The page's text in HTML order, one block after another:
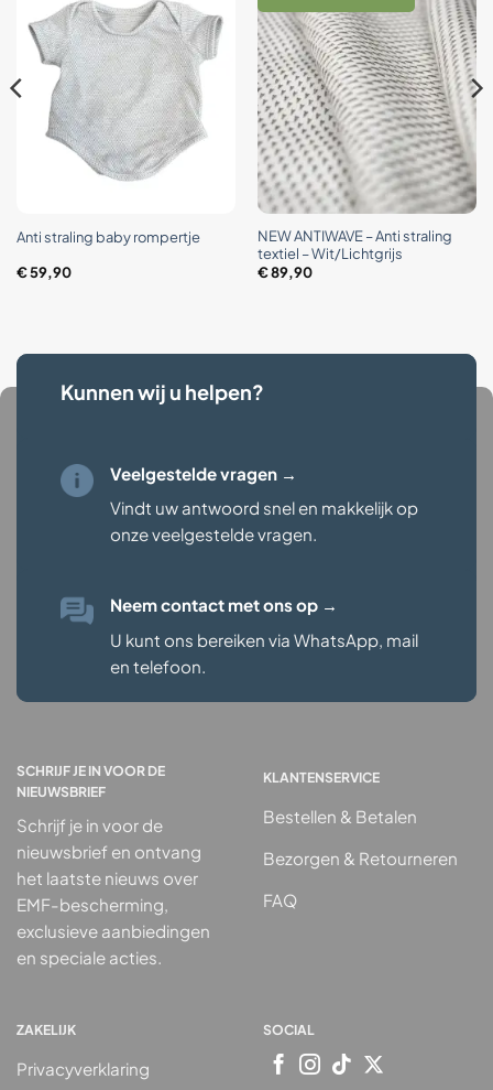
Anti straling baby rompertje
€59,90
NEW ANTIWAVE – Anti straling
textiel – Wit/Lichtgrijs
€89,90
Kunnen wij u helpen?
Veelgestelde vragen →
Vindt uw antwoord snel en makkelijk op
onze veelgestelde vragen.
Neem contact met ons op →
U kunt ons bereiken via WhatsApp, mail
en telefoon.
SCHRIJF JE IN VOOR DE
NIEUWSBRIEF
Schrijf je in voor de
nieuwsbrief en ontvang
het laatste nieuws over
EMF-bescherming,
exclusieve aanbiedingen
en speciale acties.
KLANTENSERVICE
Bestellen & Betalen
Bezorgen & Retourneren
FAQ
ZAKELIJK
Privacyverklaring
SOCIAL